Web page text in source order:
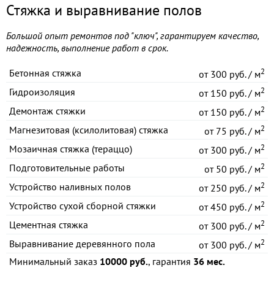
Стяжка и выравнивание полов
Большой опыт ремонтов под "ключ", гарантируем качество,
надежность, выполнение работ в срок.
Бетонная стяжка от300 руб. / м2
Гидроизоляция от150 руб. / м2
Демонтаж стяжки от150 руб. / м2
Магнезитовая (ксилолитовая) стяжка от75 руб. / м2
Мозаичная стяжка (тераццо) от300 руб. / м2
Подготовительные работы от50 руб. / м2
Устройство наливных полов от250 руб. / м2
Устройство сухой сборной стяжки от450 руб. / м2
Цементная стяжка от300 руб. / м2
Выравнивание деревянного пола от300 руб. / м2
Минимальный заказ 10000 руб., гарантия 36 мес.